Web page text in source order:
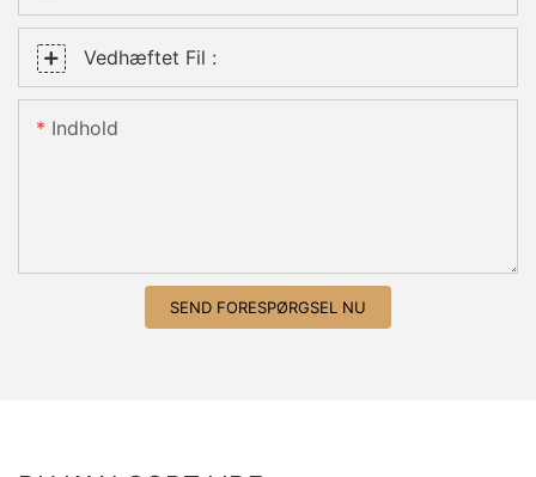
Vedhæftet Fil :
Indhold
SEND FORESPØRGSEL NU